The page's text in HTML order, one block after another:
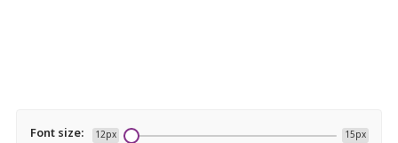
Font size: 12px 15px